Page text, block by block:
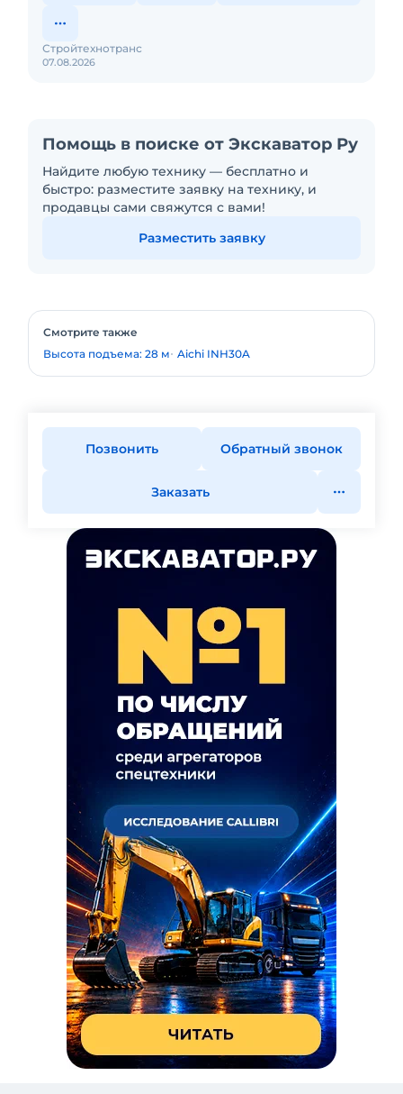
07.08.2026
Стройтехнотранс
Помощь в поиске от Экскаватор Ру
Найдите любую технику — бесплатно и
быстро: разместите заявку на технику, и
продавцы сами свяжутся с вами!
Разместить заявку
Смотрите также
Высота подъема: 28 м Aichi INH30A
Позвонить Обратный звонок
Заказать